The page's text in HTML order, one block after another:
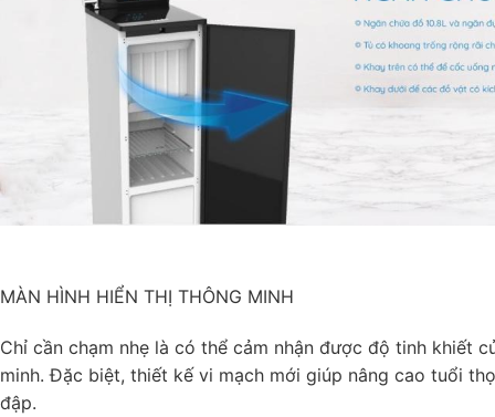
MÀN HÌNH HIỂN THỊ THÔNG MINH
Chỉ cần chạm nhẹ là có thể cảm nhận được độ tinh khiết
minh. Đặc biệt, thiết kế vi mạch mới giúp nâng cao tuổi
đập.